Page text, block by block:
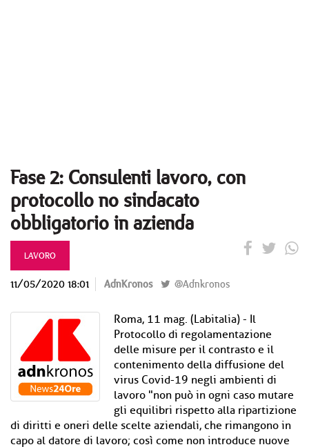
Fase 2: Consulenti lavoro, con
protocollo no sindacato
obbligatorio in azienda
LAVORO
11/05/2020 18:01 AdnKronos @Adnkronos
Roma, 11 mag. (Labitalia) - Il
Protocollo di regolamentazione
delle misure per il contrasto e il
contenimento della diffusione del
virus Covid-19 negli ambienti di
lavoro "non può in ogni caso mutare
gli equilibri rispetto alla ripartizione
di diritti e oneri delle scelte aziendali, che rimangono in
capo al datore di lavoro; così come non introduce nuove